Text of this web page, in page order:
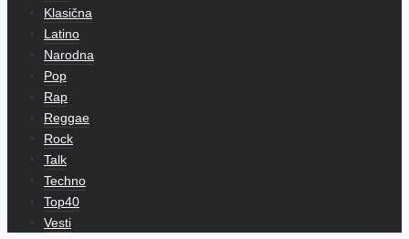
Klasična
Latino
Narodna
Pop
Rap
Reggae
Rock
Talk
Techno
Top40
Vesti